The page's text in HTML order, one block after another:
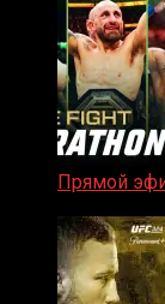
Прямой